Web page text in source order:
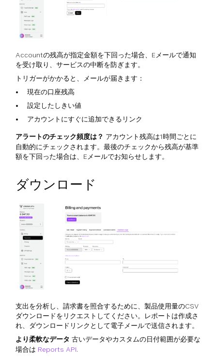
Accountの残高が指定金額を下回った場合、Eメールで通知
を受け取り、サービスの中断を防ぎます。
トリガーがかかると、メールが届きます：
現在の口座残高
設定したしきい値
アカウントにすぐに追加できるリンク
アラートのチェック頻度は？ アカウント残高は1時間ごとに
自動的にチェックされます。最後のチェックから残高が基準
額を下回った場合は、Eメールでお知らせします。
ダウンロード
支出を分析し、請求書を照合するために、製品使用量のCSV
ダウンロードをリクエストしてください。レポートは作成さ
れ、ダウンロードリンクとして電子メールで送信されます。
より柔軟なデータ 古いデータやカスタムの日付範囲が必要な
場合は Reports API.